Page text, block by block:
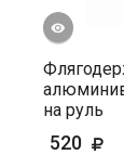
В избранное
на руль
520